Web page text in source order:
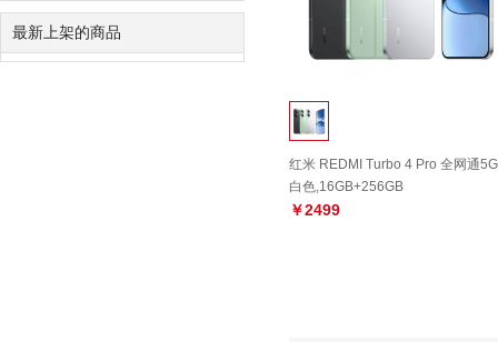
最新上架的商品
红米 REDMI Turbo 4 Pro 全网通
白色,16GB+256GB
￥2499